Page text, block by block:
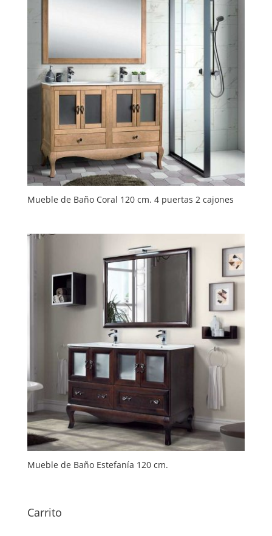
Mueble de Baño Coral 120 cm. 4 puertas 2 cajones
Mueble de Baño Estefanía 120 cm.
Carrito